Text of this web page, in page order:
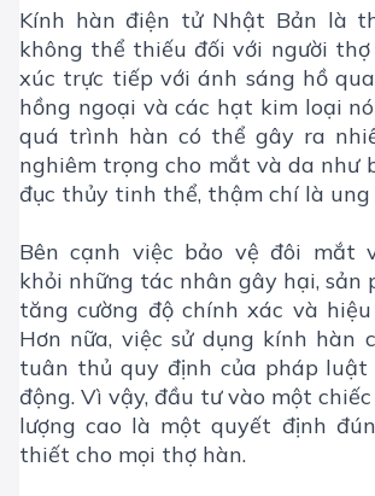
Kính hàn điện tử Nhật Bản là
không thể thiếu đối với người
xúc trực tiếp với ánh sáng hồ
hồng ngoại và các hạt kim loại
quá trình hàn có thể gây ra
nghiêm trọng cho mắt và da như
đục thủy tinh thể, thậm chí là ung
Bên cạnh việc bảo vệ đôi mắt
khỏi những tác nhân gây hại, sản
tăng cường độ chính xác và
Hơn nữa, việc sử dụng kính hàn
tuân thủ quy định của pháp luật
động. Vì vậy, đầu tư vào một
lượng cao là một quyết định
thiết cho mọi thợ hàn.